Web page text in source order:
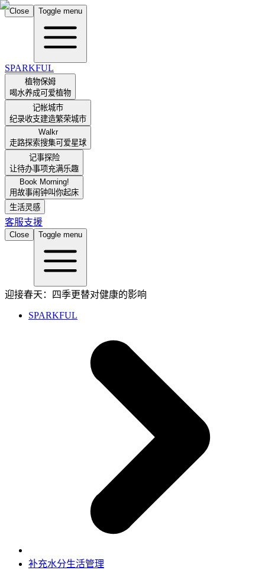
Close Toggle menu
SPARKFUL
植物保姆
喝水养成可爱植物
记帐城市
纪录收支建造繁荣城市
Walkr
走路探索搜集可爱星球
记事探险
让待办事项充满乐趣
Book Morning!
用故事闹钟叫你起床
生活灵感
客服支援
Close Toggle menu
迎接春天：四季更替对健康的影响
SPARKFUL
补充水分生活管理